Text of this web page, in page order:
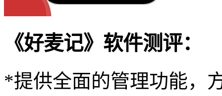
《好麦记》软件测评：
*提供全面的管理功能，